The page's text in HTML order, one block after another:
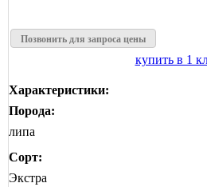
Позвонить для запроса цены
купить в 1
Характеристики:
Порода:
липа
Сорт:
Экстра